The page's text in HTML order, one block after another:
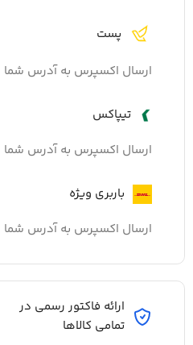
پست
ارسال اکسپرس به آدرس شما
تیپاکس
ارسال اکسپرس به آدرس شما
باربری ویژه
ارسال اکسپرس به آدرس شما
ارائه فاکتور رسمی در
تمامی کالاها